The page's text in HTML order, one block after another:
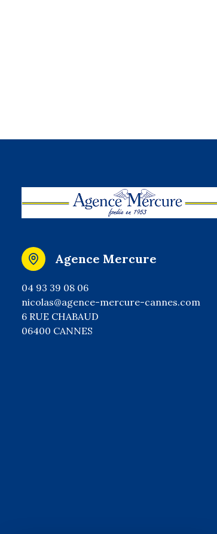
Agence Mercure
04 93 39 08 06
nicolas@agence-mercure-cannes.com
6 RUE CHABAUD
06400 CANNES